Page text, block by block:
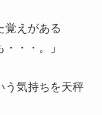
覚えがある
・・。」
う気持ちを天秤